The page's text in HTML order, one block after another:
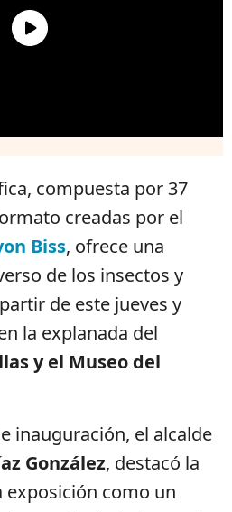
compuesta por 37
creadas por el
Biss, ofrece una
de los insectos y
de este jueves y
la explanada del
y el Museo del
inauguración, el alcalde
González, destacó la
como un